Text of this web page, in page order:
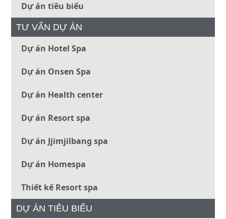
Dự án tiêu biểu
TƯ VẤN DỰ ÁN
Dự án Hotel Spa
Dự án Onsen Spa
Dự án Health center
Dự án Resort spa
Dự án Jjimjilbang spa
Dự án Homespa
Thiết kế Resort spa
DỰ ÁN TIÊU BIỂU